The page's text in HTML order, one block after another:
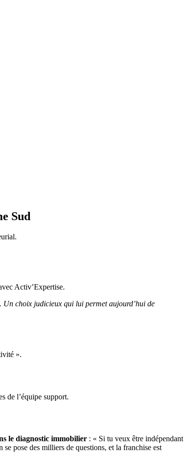
Sud
Activ’Expertise.
Un choix judicieux qui lui permet aujourd’hui de
».
de l’équipe support.
le diagnostic immobilier : « Si tu veux être indépendant
pose des milliers de questions, et la franchise est